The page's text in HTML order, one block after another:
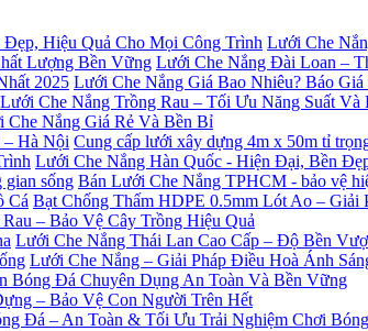
Lưới Che
Lưới Che Nắng Đài Loan –
Lưới Che Nắng Giá Bao Nhiêu? Báo
Lưới Che Nắng Trồng Rau – Tối Ưu Năng Suất Và
Nắng Giá Rẻ Và Bền Bỉ
Cung cấp lưới xây dựng 4m x 50m tỉ
Lưới Che Nắng Hàn Quốc - Hiện Đại, Bền
Bán Lưới Che Nắng TPHCM - bảo vệ
Bạt Chống Thấm HDPE 0.5mm Lót Ao – Giải
– Bảo Vệ Cây Trồng Hiệu Quả
Lưới Che Nắng Thái Lan Cao Cấp – Độ Bền
Lưới Che Nắng – Giải Pháp Điều Hoà Ánh
Bóng Đá Chuyên Dụng An Toàn Và Bền Vững
– Bảo Vệ Con Người Trên Hết
Đá – An Toàn & Tối Ưu Trải Nghiệm Chơi Bóng